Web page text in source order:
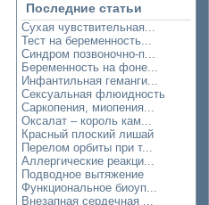
Последние статьи
Сухая чувствительная...
Тест на беременность...
Синдром позвоночно-п...
Беременность на фоне...
Инфантильная геманги...
Сексуальная флюидность
Саркопения, миопения...
Оксалат – король кам...
Красный плоский лишай
Перелом орбиты при т...
Аллергические реакци...
Подводное вытяжение
Функциональное биоуп...
Внезапная сердечная ...